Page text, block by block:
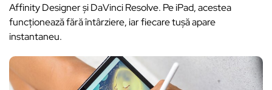
Affinity Designer și DaVinci Resolve. Pe iPad, acestea
funcționează fără întârziere, iar fiecare tușă apare
instantaneu.